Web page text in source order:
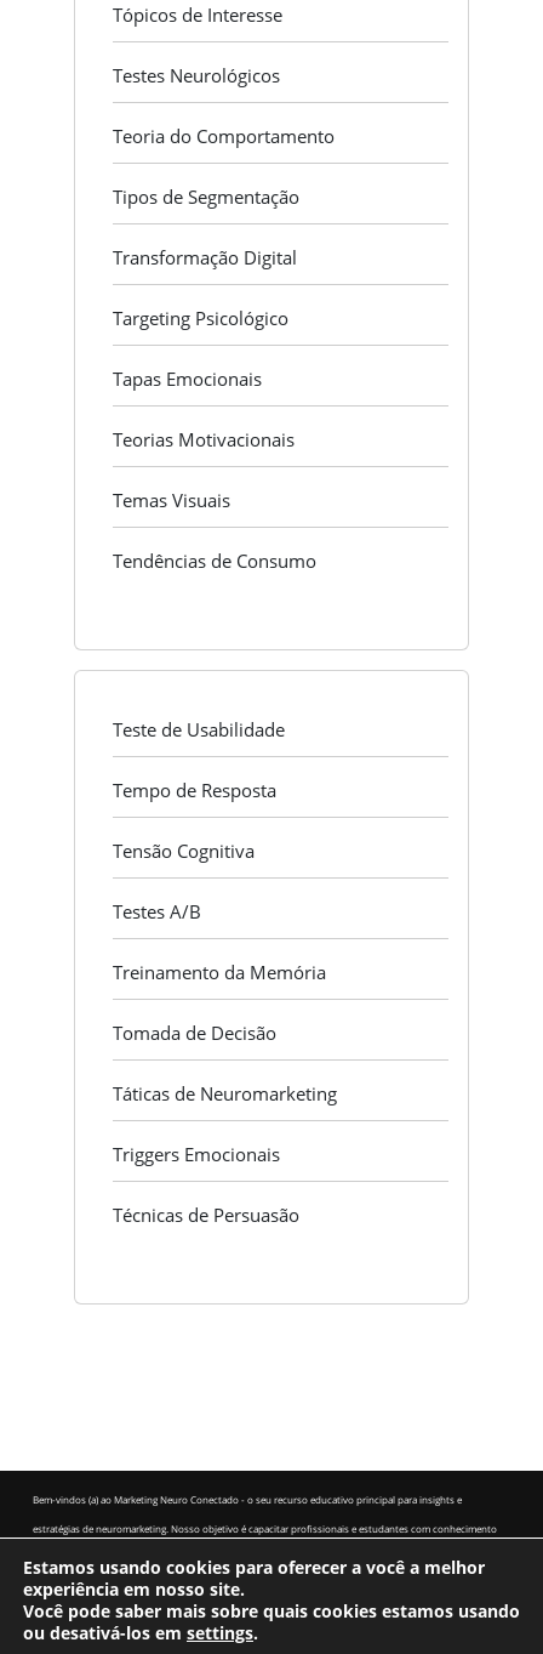
Tópicos de Interesse
Testes Neurológicos
Teoria do Comportamento
Tipos de Segmentação
Transformação Digital
Targeting Psicológico
Tapas Emocionais
Teorias Motivacionais
Temas Visuais
Tendências de Consumo
Teste de Usabilidade
Tempo de Resposta
Tensão Cognitiva
Testes A/B
Treinamento da Memória
Tomada de Decisão
Táticas de Neuromarketing
Triggers Emocionais
Técnicas de Persuasão
Bem-vindos (a) ao Marketing Neuro Conectado - o seu recurso educativo principal para insights e
estratégias de neuromarketing. Nosso objetivo é capacitar profissionais e estudantes com conhecimento
baseado em pesquisas para entender e aplicar as técnicas de neuromarketing. Descubra como a ciência do
comportamento do consumidor pode transformar a sua abordagem de marketing.
Início Aviso Legal
Estamos usando cookies para oferecer a você a melhor
experiência em nosso site.
Você pode saber mais sobre quais cookies estamos usando
ou desativá-los em settings.